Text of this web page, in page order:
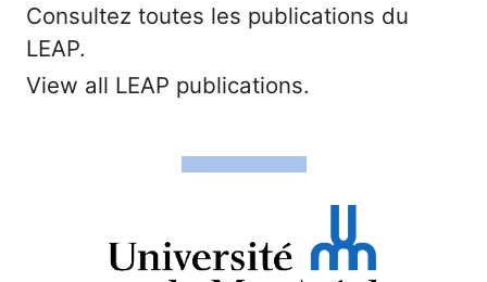
Consultez toutes les publications du
LEAP.
View all LEAP publications.